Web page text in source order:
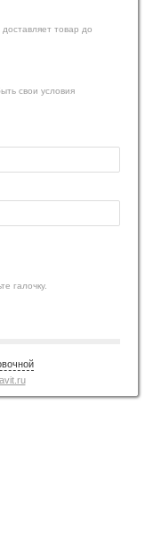
товар до
свои условия
галочку.